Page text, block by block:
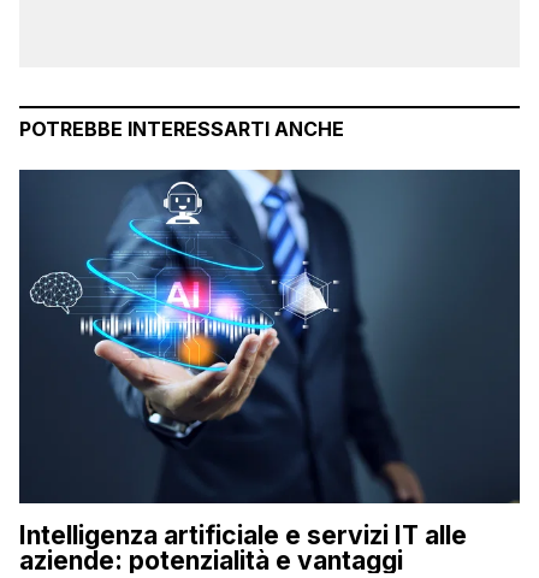
POTREBBE INTERESSARTI ANCHE
Intelligenza artificiale e servizi IT alle
aziende: potenzialità e vantaggi